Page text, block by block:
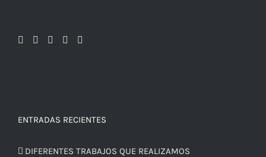
ENTRADAS RECIENTES
DIFERENTES TRABAJOS QUE REALIZAMOS